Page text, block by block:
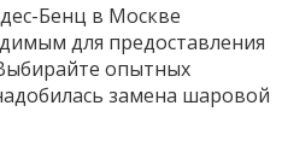
Бенц в Москве
для предоставления
опытных
замена шаровой